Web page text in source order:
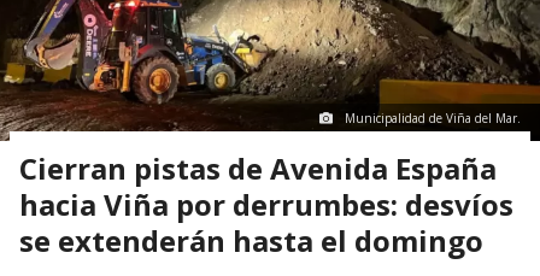
Municipalidad de Viña del Mar.
Cierran pistas de Avenida España
hacia Viña por derrumbes: desvíos
se extenderán hasta el domingo